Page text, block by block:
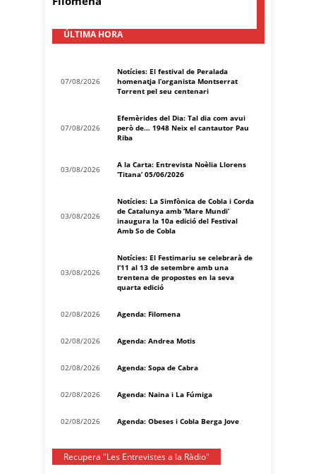
ÚLTIMA HORA
07/08/2026
Notícies: El festival de Peralada
homenatja l’organista Montserrat
Torrent pel seu centenari
07/08/2026
Efemèrides del Dia: Tal dia com avui
però de… 1948 Neix el cantautor Pau
Riba
03/08/2026
A la Carta: Entrevista Noèlia Llorens
‘Titana’ 05/06/2026
03/08/2026
Notícies: La Simfònica de Cobla i Corda
de Catalunya amb ‘Mare Mundi’
inaugura la 10a edició del Festival
Amb So de Cobla
03/08/2026
Notícies: El Festimariu se celebrarà de
l’11 al 13 de setembre amb una
trentena de propostes en la seva
quarta edició
02/08/2026 Agenda: Filomena
02/08/2026 Agenda: Andrea Motis
02/08/2026 Agenda: Sopa de Cabra
02/08/2026 Agenda: Naina i La Fúmiga
02/08/2026 Agenda: Obeses i Cobla Berga Jove
Recupera "Les Entrevistes a la Ràdio"